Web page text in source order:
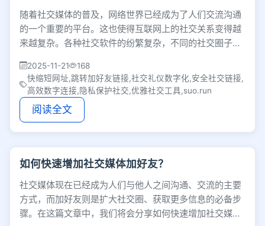
随着社交媒体的普及，网络世界已经成为了人们交流沟通
的一个重要的平台。这也使得互联网上的社交关系变得越
来越复杂。各种社交软件的纷繁复杂，不同的社交圈子间
2025-11-21
168
快缩短网址,跳转加好友链接,社交礼仪数字化,安全社交链接,
高效数字连接,隐私保护社交,优雅社交工具,suo.run
阅读全文
如何快速增加社交媒体加好友？
社交媒体现在已经成为人们与他人之间沟通、交流的主要
方式，而加好友则是扩大社交圈、获取更多信息的必备步
骤。在这篇文章中，我们将会分享如何快速增加社交媒体